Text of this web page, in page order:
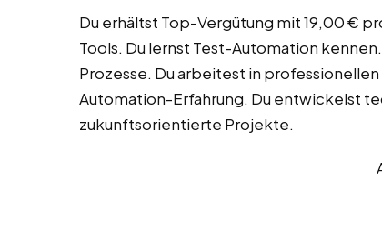
Du erhältst Top-Vergütung mit 19,00 €
Tools. Du lernst Test-Automation
Prozesse. Du arbeitest in
Automation-Erfahrung. Du entwickelst
zukunftsorientierte Projekte.